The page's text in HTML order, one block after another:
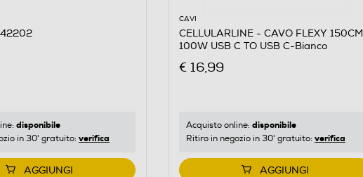
disponibile
in 30' gratuito: verifica
AGGIUNGI
CAVI
CELLULARLINE - CAVO FLEXY 150CM
100W USB C TO USB C-Bianco
€ 16,99
Acquisto online: disponibile
Ritiro in negozio in 30' gratuito: verifica
AGGIUNGI